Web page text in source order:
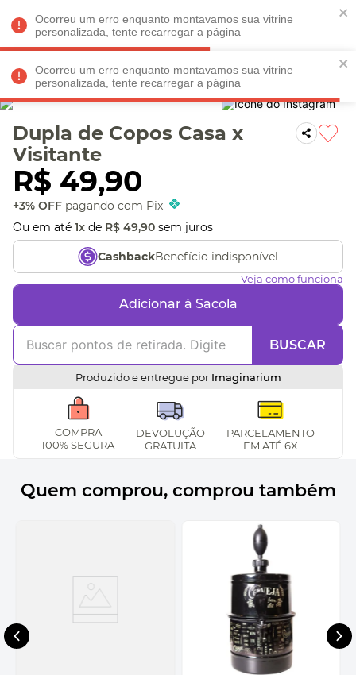
Ocorreu um erro enquanto montavamos sua vitrine
personalizada, tente recarregar a página
Ocorreu um erro enquanto montavamos sua vitrine
personalizada, tente recarregar a página
Faltam REGULAMENTO
Veja produtos perto de você! Informe seu CEP
Dupla de Copos Casa x
Visitante
R$ 49,90
+3% OFF pagando com Pix
Ou em até 1x de R$ 49,90 sem juros
CashbackBenefício indisponível
Veja como funciona
Adicionar à Sacola
BUSCAR
Produzido e entregue por Imaginarium
COMPRA
100% SEGURA
DEVOLUÇÃO
GRATUITA
PARCELAMENTO
EM ATÉ 6X
Quem comprou, comprou também